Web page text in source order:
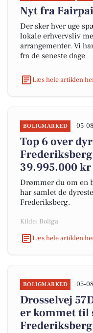
Nyt fra
Der sker hver uge
lokale erhvervsliv
arrangementer. Vi
fra de seneste dage
Læs hele artiklen
BOLIGMARKED 05-
Top 6 over
39.995.000 kr
Drømmer du om en
har samlet de
Frederiksberg.
Kilde: Boliga
Læs hele artiklen
BOLIGMARKED 05-
Drosselvej
er kommet til